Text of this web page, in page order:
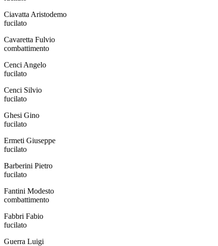
Ciavatta Aristodemo
fucilato
Cavaretta Fulvio
combattimento
Cenci Angelo
fucilato
Cenci Silvio
fucilato
Ghesi Gino
fucilato
Ermeti Giuseppe
fucilato
Barberini Pietro
fucilato
Fantini Modesto
combattimento
Fabbri Fabio
fucilato
Guerra Luigi